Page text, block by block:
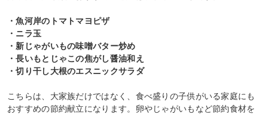
・魚河岸のトマトマヨピザ
・ニラ玉
・新じゃがいもの味噌バター炒め
・長いもとじゃこの焦がし醤油和え
・切り干し大根のエスニックサラダ
こちらは、大家族だけではなく、食べ盛りの子供がいる家庭にも
おすすめの節約献立になります。卵やじゃがいもなど節約食材を